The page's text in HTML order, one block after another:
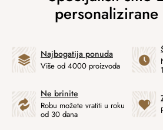
Najbogatija ponuda
Više od 4000 proizvoda
Ne brinite
Robu možete vratiti u roku
od 30 dana